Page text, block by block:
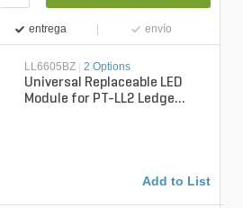
entrega envío
LL6605BZ | 2 Options
Universal Replaceable LED
Module for PT-LL2 Ledge
Add to List